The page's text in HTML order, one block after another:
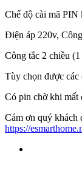
Chế độ cài mã PIN
Điện áp 220v,
Công tắc 2 chiều
Tùy chọn được
Có pin chờ khi mất
Cám ơn quý khách
https://